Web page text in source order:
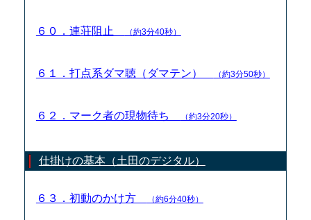
６０．連荘阻止 （約3分40秒）
６１．打点系ダマ聴（ダマテン） （約3分50秒）
６２．マーク者の現物待ち （約3分20秒）
仕掛けの基本（土田のデジタル）
６３．初動のかけ方 （約6分40秒）